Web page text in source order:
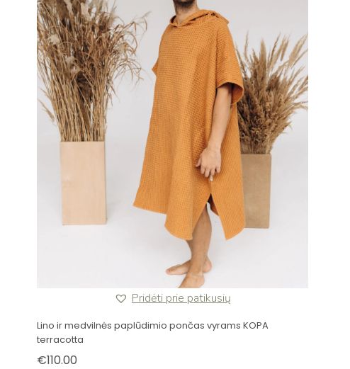
Pridėti prie patikusių
Lino ir medvilnės paplūdimio pončas vyrams KOPA
terracotta
€110.00